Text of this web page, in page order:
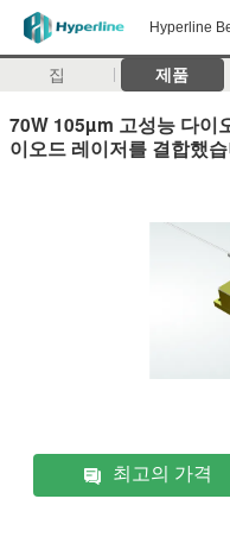
Hyperline
집 제품
70W 105µm 고성능 다이
이오드 레이저를 결합했
최고의 가격